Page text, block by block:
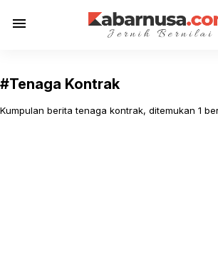
menu
#Tenaga Kontrak
Kumpulan berita tenaga kontrak, ditemukan 1